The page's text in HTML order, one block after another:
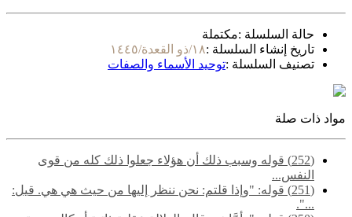
حالة السلسلة :مكتملة
تاريخ إنشاء السلسلة :١٨/ذو القعدة/١٤٤٥
تصنيف السلسلة :توحيد الأسماء والصفات
مواد ذات صلة
(252) قوله وسبب ذلك أن هؤلاء جعلوا ذلك كله من قوى
النفس...
(251) قوله: "وإذا قلتم: نحن ننظر إليها من حيث هي هي. قيل:
...".